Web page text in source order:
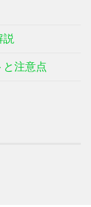
説
と注意点